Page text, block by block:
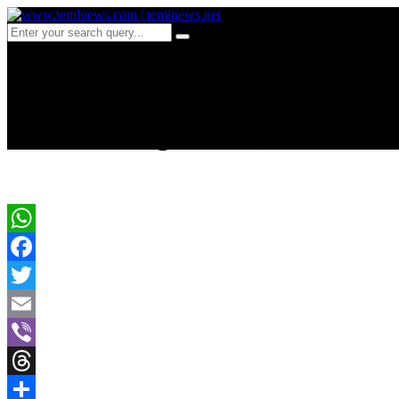
WhatsApp
Facebook
Twitter
Email
Viber
Threads